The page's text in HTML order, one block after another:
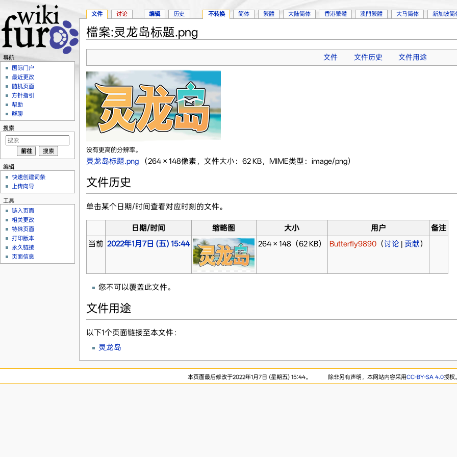
檔案:灵龙岛标题.png
文件 文件历史 文件用途
没有更高的分辨率。
灵龙岛标题.png‎ （264 × 148像素，文件大小：62 KB，MIME类型：image/png）
文件历史
单击某个日期/时间查看对应时刻的文件。
日期/时间 缩略图 大小 用户
备注
当前 2022年1月7日 (五) 15:44 264 × 148（62 KB） Butterfly9890（讨论| 贡献）
您不可以覆盖此文件。
文件用途
以下1个页面链接至本文件：
灵龙岛
文件 讨论 编辑 历史 不转换 简体 繁體 大陆简体 香港繁體 澳門繁體 大马简体 新加坡简
导航
国际门户
最近更改
随机页面
方针指引
帮助
群聊
搜索
编辑
快速创建词条
上传向导
工具
链入页面
相关更改
特殊页面
打印版本
永久链接
页面信息
本页面最后修改于2022年1月7日 (星期五) 15:44。 除非另有声明，本网站内容采用CC-BY-SA 4.0授权。